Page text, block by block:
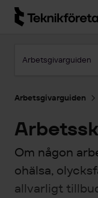
Hoppa till
Arbetsgivarguiden
Om någon
ohälsa,
allvarligt
Arbetsgivarguiden